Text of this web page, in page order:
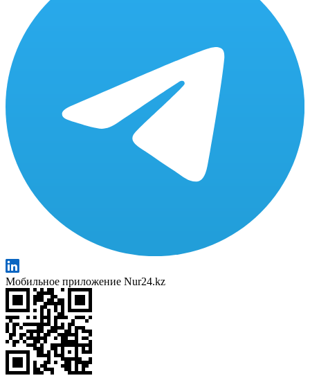
Мобильное приложение Nur24.kz